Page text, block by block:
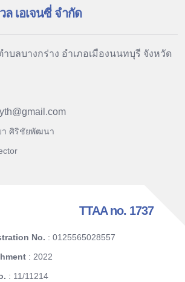
ล เอเจนซี่ จำกัด
ำบลบางกร่าง อำเภอเมืองนนทบุรี จังหวัด
@gmail.com
า ศิริชัยพัฒนา
TTAA no. 1737
No. : 0125565028557
: 2022
: 11/11214